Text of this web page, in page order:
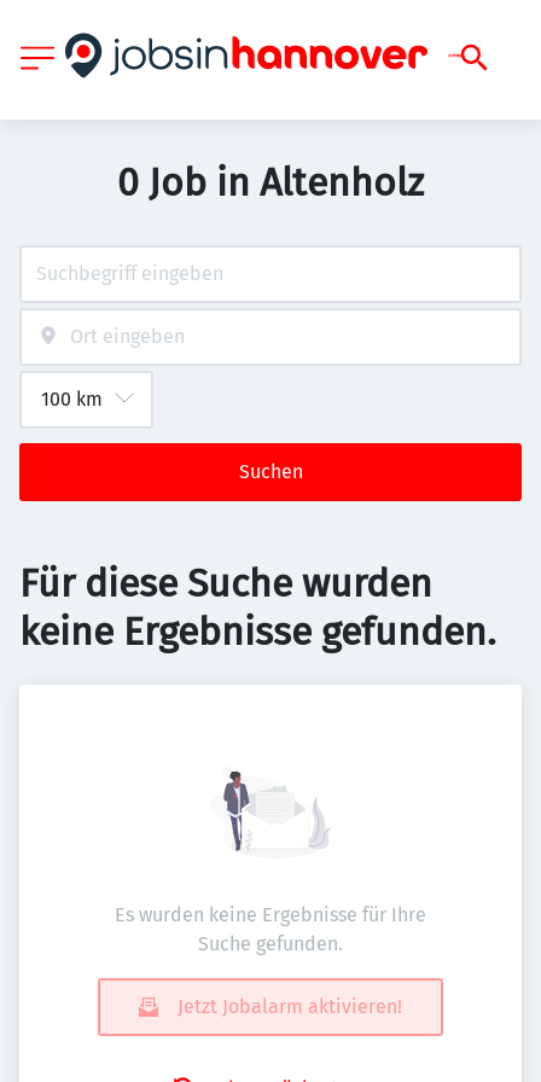
0 Job in Altenholz
Suchen
Für diese Suche wurden
keine Ergebnisse gefunden.
Es wurden keine Ergebnisse für Ihre
Suche gefunden.
Jetzt Jobalarm aktivieren!